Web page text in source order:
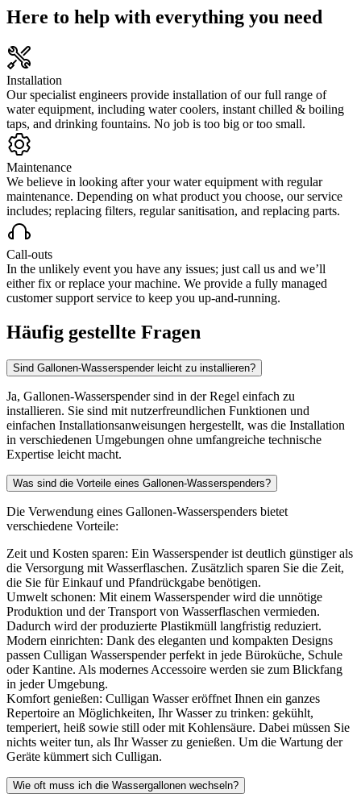
Here to help with everything you need
Installation
Our specialist engineers provide installation of our full range of
water equipment, including water coolers, instant chilled & boiling
taps, and drinking fountains. No job is too big or too small.
Maintenance
We believe in looking after your water equipment with regular
maintenance. Depending on what product you choose, our service
includes; replacing filters, regular sanitisation, and replacing parts.
Call-outs
In the unlikely event you have any issues; just call us and we’ll
either fix or replace your machine. We provide a fully managed
customer support service to keep you up-and-running.
Häufig gestellte Fragen
Sind Gallonen-Wasserspender leicht zu installieren?
Ja, Gallonen-Wasserspender sind in der Regel einfach zu
installieren. Sie sind mit nutzerfreundlichen Funktionen und
einfachen Installationsanweisungen hergestellt, was die Installation
in verschiedenen Umgebungen ohne umfangreiche technische
Expertise leicht macht.
Was sind die Vorteile eines Gallonen-Wasserspenders?
Die Verwendung eines Gallonen-Wasserspenders bietet
verschiedene Vorteile:
Zeit und Kosten sparen: Ein Wasserspender ist deutlich günstiger als
die Versorgung mit Wasserflaschen. Zusätzlich sparen Sie die Zeit,
die Sie für Einkauf und Pfandrückgabe benötigen.
Umwelt schonen: Mit einem Wasserspender wird die unnötige
Produktion und der Transport von Wasserflaschen vermieden.
Dadurch wird der produzierte Plastikmüll langfristig reduziert.
Modern einrichten: Dank des eleganten und kompakten Designs
passen Culligan Wasserspender perfekt in jede Büroküche, Schule
oder Kantine. Als modernes Accessoire werden sie zum Blickfang
in jeder Umgebung.
Komfort genießen: Culligan Wasser eröffnet Ihnen ein ganzes
Repertoire an Möglichkeiten, Ihr Wasser zu trinken: gekühlt,
temperiert, heiß sowie still oder mit Kohlensäure. Dabei müssen Sie
nichts weiter tun, als Ihr Wasser zu genießen. Um die Wartung der
Geräte kümmert sich Culligan.
Wie oft muss ich die Wassergallonen wechseln?